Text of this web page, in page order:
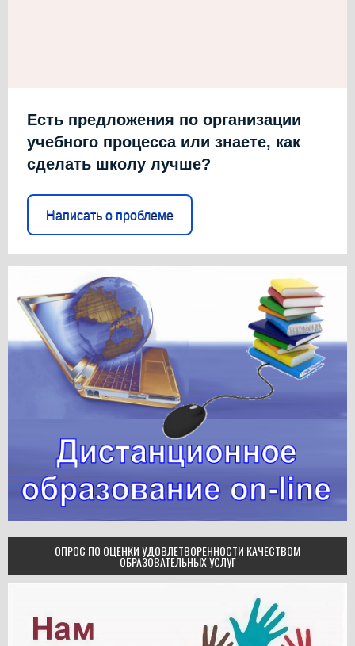
Есть предложения по организации
учебного процесса или знаете, как
сделать школу лучше?
Написать о проблеме
ОПРОС ПО ОЦЕНКИ УДОВЛЕТВОРЕННОСТИ КАЧЕСТВОМ
ОБРАЗОВАТЕЛЬНЫХ УСЛУГ